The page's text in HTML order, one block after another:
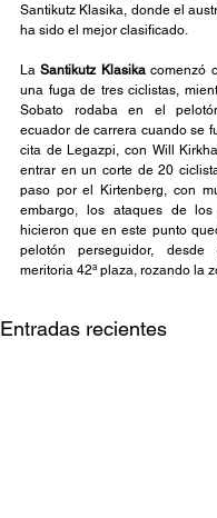
Santikutz Klasika, donde el
ha sido el mejor clasificado.
La Santikutz Klasika comenzó
una fuga de tres ciclistas,
Sobato rodaba en el
ecuador de carrera cuando se
cita de Legazpi, con Will
entrar en un corte de 20
paso por el Kirtenberg, con
embargo, los ataques de los
hicieron que en este punto
pelotón perseguidor,
meritoria 42ª plaza, rozando la
Entradas recientes